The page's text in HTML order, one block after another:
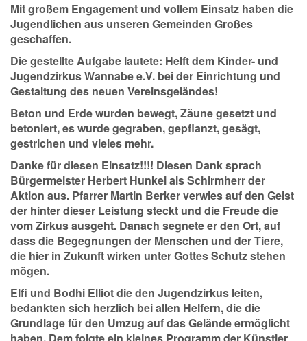
Mit großem Engagement und vollem Einsatz haben die
Jugendlichen aus unseren Gemeinden Großes
geschaffen.
Die gestellte Aufgabe lautete: Helft dem Kinder- und
Jugendzirkus Wannabe e.V. bei der Einrichtung und
Gestaltung des neuen Vereinsgeländes!
Beton und Erde wurden bewegt, Zäune gesetzt und
betoniert, es wurde gegraben, gepflanzt, gesägt,
gestrichen und vieles mehr.
Danke für diesen Einsatz!!!! Diesen Dank sprach
Bürgermeister Herbert Hunkel als Schirmherr der
Aktion aus. Pfarrer Martin Berker verwies auf den Geist
der hinter dieser Leistung steckt und die Freude die
vom Zirkus ausgeht. Danach segnete er den Ort, auf
dass die Begegnungen der Menschen und der Tiere,
die hier in Zukunft wirken unter Gottes Schutz stehen
mögen.
Elfi und Bodhi Elliot die den Jugendzirkus leiten,
bedankten sich herzlich bei allen Helfern, die die
Grundlage für den Umzug auf das Gelände ermöglicht